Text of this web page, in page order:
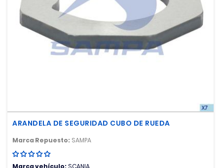
ARANDELA DE SEGURIDAD CUBO DE RUEDA
Marca Repuesto: SAMPA